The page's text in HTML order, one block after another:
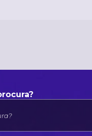
O que voce procura?